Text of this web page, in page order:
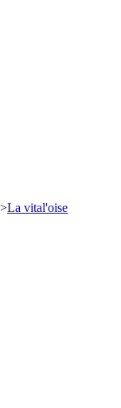
>La vital'oise